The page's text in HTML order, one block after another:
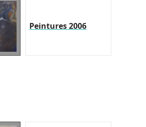
Peintures 2006